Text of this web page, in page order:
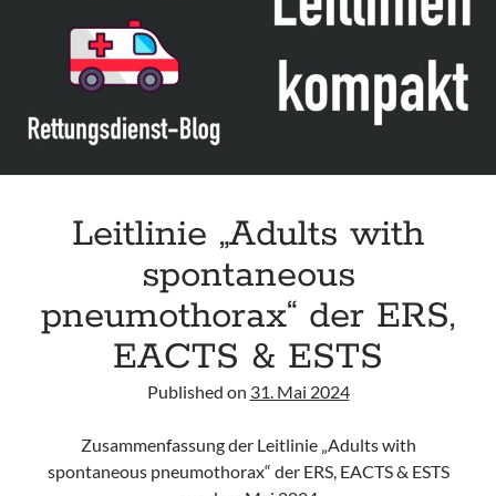
Leitlinie „Bauchschmerz bei Kindern und Jugendlichen – Bildgebende
Diagnostik“ der GPR
Leitlinie „Erbrechen im Kindes- und Jugendalter – Bildgebende
Diagnostik“ der GPR
Leitlinie „Kopfschmerzen bei Kindern und Jugendlichen – Bildgebende
Diagnostik“ der GPR
Leitlinie „Adults with
spontaneous
pneumothorax“ der ERS,
EACTS & ESTS
Published on 31. Mai 2024
Zusammenfassung der Leitlinie „Adults with
spontaneous pneumothorax“ der ERS, EACTS & ESTS